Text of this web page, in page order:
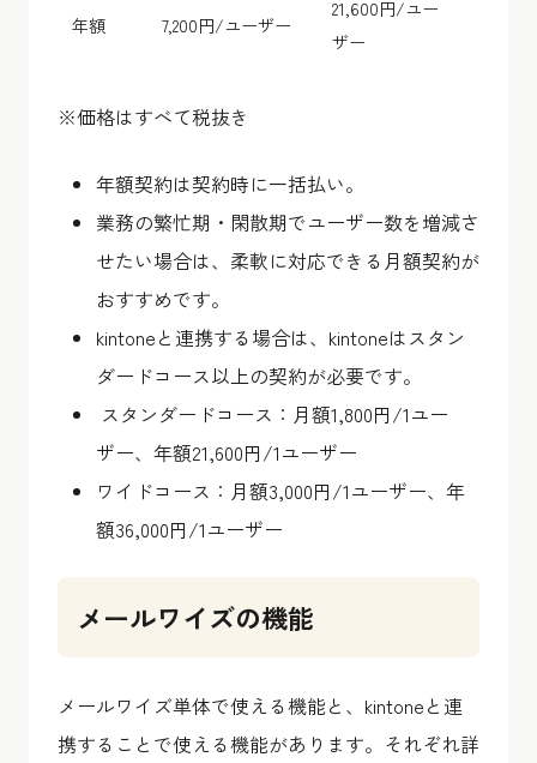
年額 7,200円/ユーザー
21,600円/ユー
ザー
※価格はすべて税抜き
年額契約は契約時に一括払い。
業務の繁忙期・閑散期でユーザー数を増減さ
せたい場合は、柔軟に対応できる月額契約が
おすすめです。
kintoneと連携する場合は、kintoneはスタン
ダードコース以上の契約が必要です。
スタンダードコース：月額1,800円/1ユー
ザー、年額21,600円/1ユーザー
ワイドコース：月額3,000円/1ユーザー、年
額36,000円/1ユーザー
メールワイズの機能
メールワイズ単体で使える機能と、kintoneと連
携することで使える機能があります。それぞれ詳